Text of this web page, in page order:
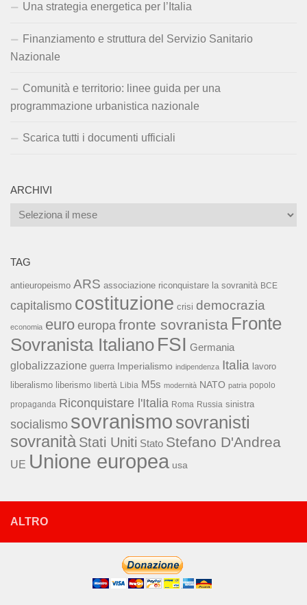
Una strategia energetica per l’Italia
Finanziamento e struttura del Servizio Sanitario
Nazionale
Comunità e territorio: linee guida per una
programmazione urbanistica nazionale
Scarica tutti i documenti ufficiali
ARCHIVI
Archivi
TAG
antieuropeismo ARS associazione riconquistare la sovranità BCE
capitalismo costituzione crisi democrazia
economia euro europa fronte sovranista Fronte
Sovranista Italiano FSI Germania
globalizzazione guerra Imperialismo indipendenza Italia lavoro
liberalismo liberismo libertà Libia M5s modernità NATO patria popolo
propaganda Riconquistare l'Italia Roma Russia sinistra
socialismo sovranismo sovranisti
sovranità Stati Uniti Stato Stefano D'Andrea
UE Unione europea usa
ALTRO